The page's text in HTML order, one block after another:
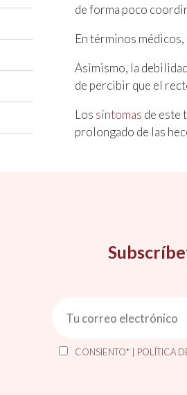
de forma poco
En términos
Asimismo, la
de percibir que el
Los síntomas de este
prolongado de las
CONSIENTO* | POLÍTICA